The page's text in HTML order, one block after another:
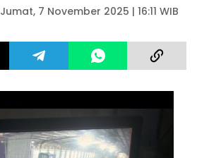
Jumat, 7 November 2025 | 16:11 WIB